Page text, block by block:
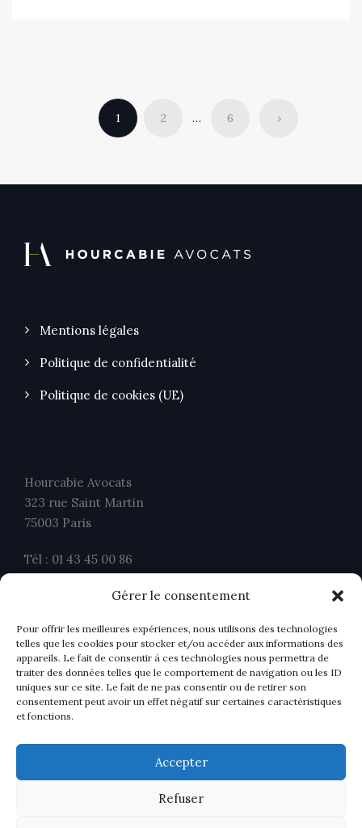
Gérer le consentement
Pour offrir les meilleures expériences, nous utilisons des technologies
telles que les cookies pour stocker et/ou accéder aux informations des
appareils. Le fait de consentir à ces technologies nous permettra de
traiter des données telles que le comportement de navigation ou les ID
uniques sur ce site. Le fait de ne pas consentir ou de retirer son
consentement peut avoir un effet négatif sur certaines caractéristiques
et fonctions.
Accepter
Refuser
1 2 … 6 ›
Mentions légales
Politique de confidentialité
Politique de cookies (UE)
Hourcabie Avocats
323 rue Saint Martin
75003 Paris
Tél : 01 43 45 00 86
contact@ahavocats.fr